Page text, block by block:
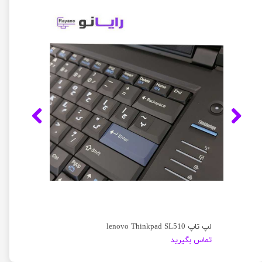
لپ تاپ lenovo Thinkpad SL510
تماس بگیرید